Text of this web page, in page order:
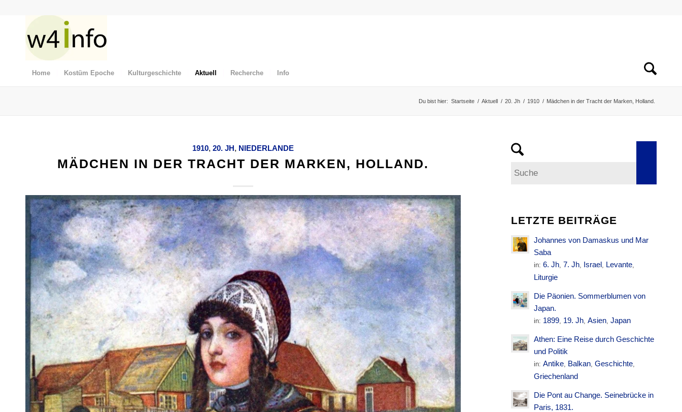
Home Kostüm Epoche Kulturgeschichte Aktuell Recherche Info
Du bist hier: Startseite / Aktuell / 20. Jh / 1910 / Mädchen in der Tracht der Marken, Holland.
1910,20. JH, NIEDERLANDE
MÄDCHEN IN DER TRACHT DER MARKEN, HOLLAND.
LETZTE BEITRÄGE
Johannes von Damaskus und Mar
Saba
in:6. Jh, 7. Jh, Israel, Levante,
Liturgie
Die Päonien. Sommerblumen von
Japan.
in: 1899, 19. Jh,Asien,Japan
Athen: Eine Reise durch Geschichte
und Politik
in:Antike, Balkan,Geschichte,
Griechenland
Die Pont au Change. Seinebrücke in
Paris, 1831.